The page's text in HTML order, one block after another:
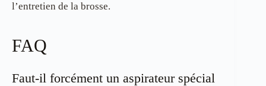
l’entretien de la brosse.
FAQ
Faut-il forcément un aspirateur spécial